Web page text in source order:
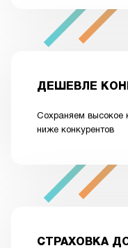
ДЕШЕВЛЕ
Сохраняем высокое
ниже конкурентов
СТРАХОВКА